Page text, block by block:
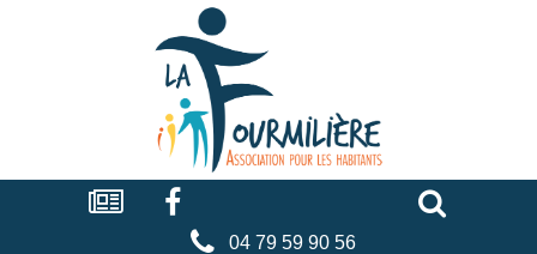
La
fourmilière
Actualités Facebook
04 79 59 90 56
Cookies management panel